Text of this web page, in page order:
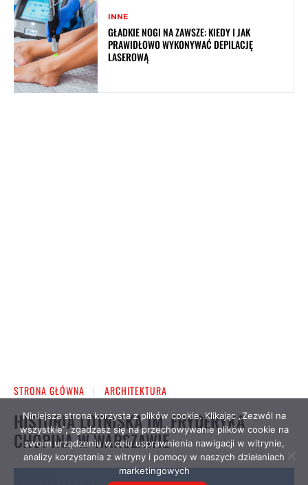
INNE
GŁADKIE NOGI NA ZAWSZE: KIEDY I JAK
PRAWIDŁOWO WYKONYWAĆ DEPILACJĘ
LASEROWĄ
Niniejsza strona korzysta z plików cookie. Klikając „Zezwól na
wszystkie”, zgadzasz się na przechowywanie plików cookie na
swoim urządzeniu w celu usprawnienia nawigacji w witrynie,
analizy korzystania z witryny i pomocy w naszych działaniach
marketingowych